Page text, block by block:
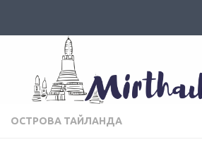
ОСТРОВА ТАЙЛАНДА